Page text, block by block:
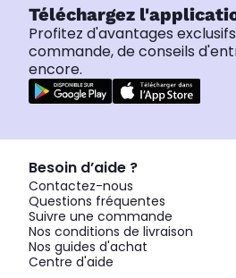
Téléchargez
Profitez d'avantages
commande, de conseils
encore.
Besoin d’aide ?
Contactez-nous
Questions fréquentes
Suivre une commande
Nos conditions de livraison
Nos guides d'achat
Centre d'aide